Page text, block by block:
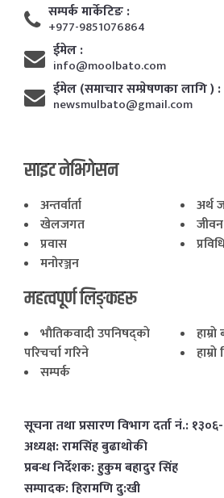
सम्पर्क मार्केटिङ :
+977-9851076864
ईमेल :
info@moolbato.com
ईमेल (समाचार सम्प्रेषणका लागि ) :
newsmulbato@gmail.com
साइट नेभिगेसन
अन्तर्वार्ता
अर्थ
खेलजगत
प्रवास
मनोरञ्जन
महत्वपूर्ण लिङ्कहरू
भाैतिकवादी उपनिषद्काे
परिचर्चा गरिने
सम्पर्क
सूचना तथा प्रसारण विभाग दर्ता नं.:
अध्यक्ष: रामसिंह बुढाथाेकी
प्रबन्ध निर्देशक: हुकुम बहादुर सिंह
सम्पादक: हिरामणि दु:खी